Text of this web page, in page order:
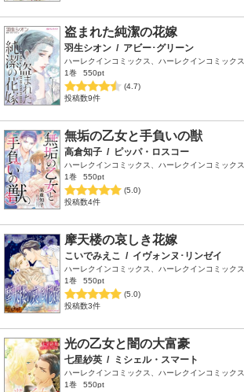
盗まれた純潔の花嫁
羽生シオン / アビー･グリーン
ハーレクインコミックス、ハーレクインコミックス
1巻
550pt
(4.7)
投稿数9件
無垢の乙女と手負いの獣
高倉知子 / ピッパ・ロスコー
ハーレクインコミックス、ハーレクインコミックス
1巻
550pt
(5.0)
投稿数4件
摩天楼の哀しき花嫁
こいでみえこ / イヴォンヌ･リンゼイ
ハーレクインコミックス、ハーレクインコミックス
1巻
550pt
(5.0)
投稿数3件
光の乙女と闇の大富豪
七星紗英 / ミシェル・スマート
ハーレクインコミックス、ハーレクインコミックス
1巻
550pt